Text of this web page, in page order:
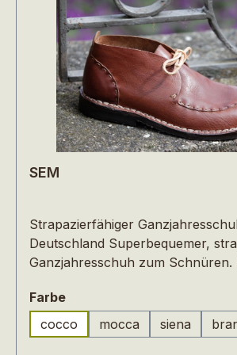
SEM
Strapazierfähiger
Deutschland Superbequemer, strapazierfähiger
Ganzjahresschuh zum Schnüren.
richtig bequem! Durch die
des Leders sind die Schuhe
Durch die weiche
Farbeauswählen
cocco
mocca
(Diese Option ist
siena
(Diese